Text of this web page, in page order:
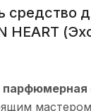
средство
HEART
парфюмерная